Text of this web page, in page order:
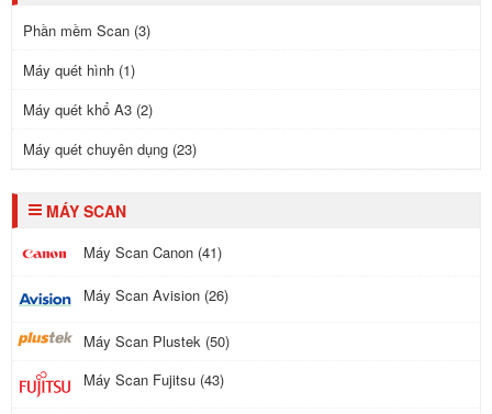
Phần mềm Scan (3)
Máy quét hình (1)
Máy quét khổ A3 (2)
Máy quét chuyên dụng (23)
MÁY SCAN
Máy Scan Canon (41)
Máy Scan Avision (26)
Máy Scan Plustek (50)
Máy Scan Fujitsu (43)